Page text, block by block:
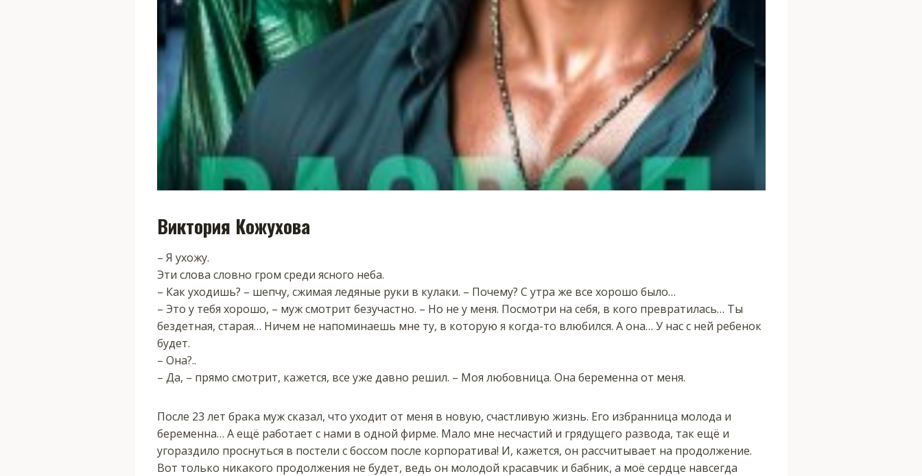
Виктория Кожухова
– Я ухожу.
Эти слова словно гром среди ясного неба.
– Как уходишь? – шепчу, сжимая ледяные руки в кулаки. – Почему? С утра же все хорошо было…
– Это у тебя хорошо, – муж смотрит безучастно. – Но не у меня. Посмотри на себя, в кого превратилась… Ты
бездетная, старая… Ничем не напоминаешь мне ту, в которую я когда-то влюбился. А она… У нас с ней ребенок
будет.
– Она?..
– Да, – прямо смотрит, кажется, все уже давно решил. – Моя любовница. Она беременна от меня.
После 23 лет брака муж сказал, что уходит от меня в новую, счастливую жизнь. Его избранница молода и
беременна… А ещё работает с нами в одной фирме. Мало мне несчастий и грядущего развода, так ещё и
угораздило проснуться в постели с боссом после корпоратива! И, кажется, он рассчитывает на продолжение.
Вот только никакого продолжения не будет, ведь он молодой красавчик и бабник, а моё сердце навсегда